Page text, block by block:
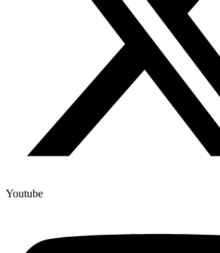
Youtube